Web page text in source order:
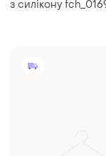
з силікону